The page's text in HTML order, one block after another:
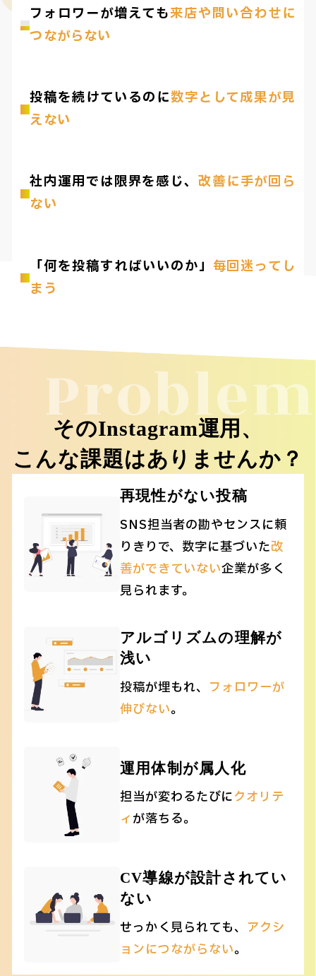
フォロワーが増えても来店や問い合わせに
つながらない
投稿を続けているのに数字として成果が見
えない
社内運用では限界を感じ、 改善に手が回ら
ない
「何を投稿すればいいのか」 毎回迷ってし
まう
Problem
そのInstagram運用、
こんな課題はありませんか？
再現性がない投稿
SNS担当者の勘やセンスに頼
りきりで、数字に基づいた改
善ができていない企業が多く
見られます。
アルゴリズムの理解が
浅い
投稿が埋もれ、 フォロワーが
伸びない。
運用体制が属人化
担当が変わるたびにクオリテ
ィが落ちる。
CV導線が設計されてい
ない
せっかく見られても、 アクシ
ョンにつながらない。